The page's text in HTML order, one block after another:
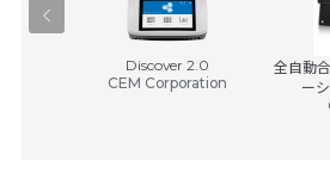
Discover 2.0
CEM Corporation
全自動
ー